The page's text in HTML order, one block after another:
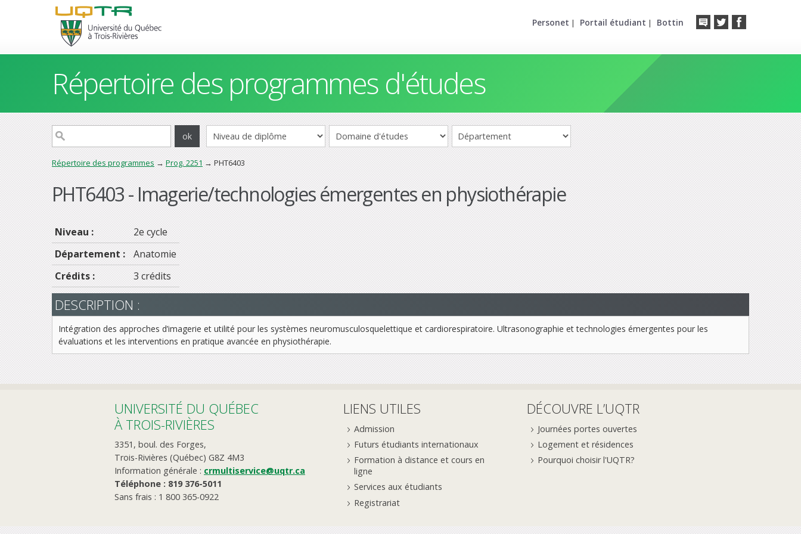
Personet | Portail étudiant | Bottin
Répertoire des programmes d'études
Répertoire des programmes → Prog. 2251 → PHT6403
PHT6403 - Imagerie/technologies émergentes en physiothérapie
Niveau :
2e cycle
Département :
Anatomie
Crédits :
3 crédits
DESCRIPTION :
Intégration des approches d’imagerie et utilité pour les systèmes neuromusculosquelettique et cardiorespiratoire. Ultrasonographie et technologies émergentes pour les
évaluations et les interventions en pratique avancée en physiothérapie.
UNIVERSITÉ DU QUÉBEC
À TROIS-RIVIÈRES
3351, boul. des Forges,
Trois-Rivières (Québec) G8Z 4M3
Information générale : crmultiservice@uqtr.ca
Téléphone : 819 376-5011
Sans frais : 1 800 365-0922
LIENS UTILES
Admission
Futurs étudiants internationaux
Formation à distance et cours en
ligne
Services aux étudiants
Registrariat
DÉCOUVRE L’UQTR
Journées portes ouvertes
Logement et résidences
Pourquoi choisir l'UQTR?